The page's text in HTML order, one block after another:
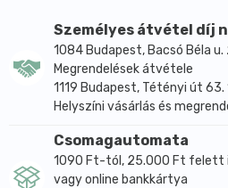
A gyártó javaslata szerint
200-300 ml növényi tejjel
majd turmixolni, és ízlés
adható hozzá. A csokoládé és
karakteres, kakaós ízvilágot ad
turmixokhoz és
növényi fehérjeporok
jelentenek a napi
Személyes átvétel díj
1084 Budapest, Bacsó Béla
Megrendelések átvétele
1119 Budapest, Tétényi út
Helyszíni vásárlás és
Csomagautomata
1090 Ft-tól, 25.000 Ft felett
vagy online bankkártya